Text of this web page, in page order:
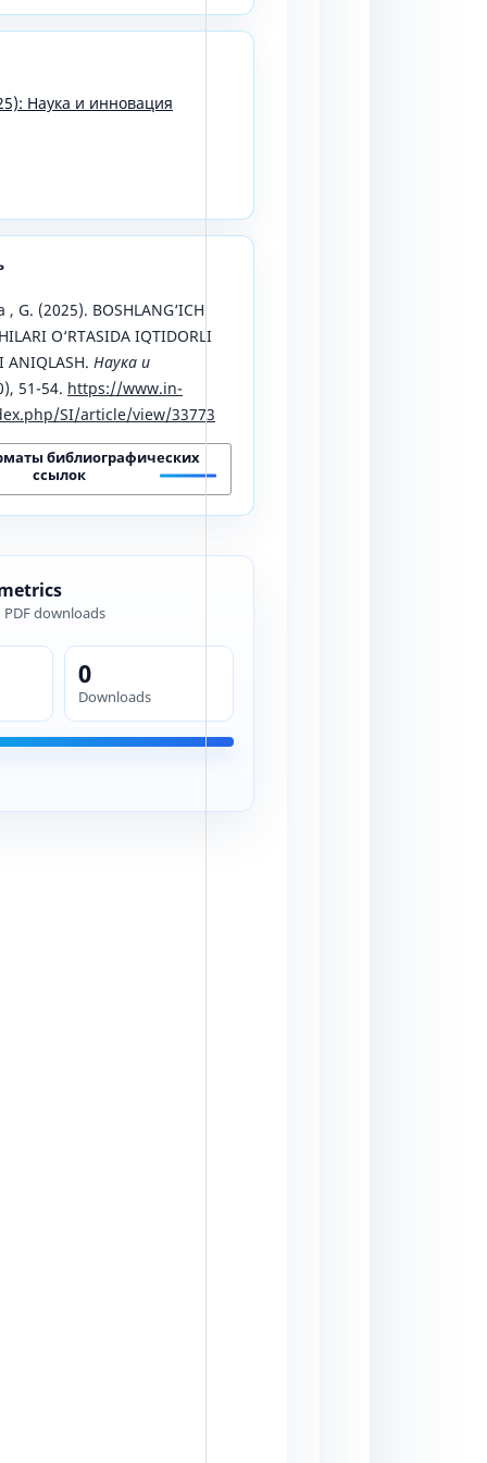
Наука и инновация
G. (2025). BOSHLANG‘ICH
O‘RTASIDA IQTIDORLI
ANIQLASH. Наука и
51-54. https://www.in-
SI/article/view/33773
библиографических
ссылок
PDF downloads
0
Downloads